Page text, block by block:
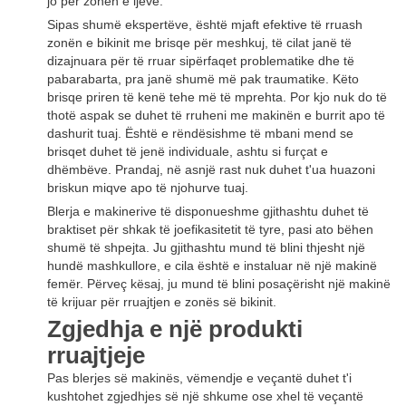
Sipas shumë ekspertëve, është mjaft efektive të rruash
zonën e bikinit me brisqe për meshkuj, të cilat janë të
dizajnuara për të rruar sipërfaqet problematike dhe të
pabarabarta, pra janë shumë më pak traumatike. Këto
brisqe priren të kenë tehe më të mprehta. Por kjo nuk do të
thotë aspak se duhet të rruheni me makinën e burrit apo të
dashurit tuaj. Është e rëndësishme të mbani mend se
brisqet duhet të jenë individuale, ashtu si furçat e
dhëmbëve. Prandaj, në asnjë rast nuk duhet t'ua huazoni
briskun miqve apo të njohurve tuaj.
Blerja e makinerive të disponueshme gjithashtu duhet të
braktiset për shkak të joefikasitetit të tyre, pasi ato bëhen
shumë të shpejta. Ju gjithashtu mund të blini thjesht një
hundë mashkullore, e cila është e instaluar në një makinë
femër. Përveç kësaj, ju mund të blini posaçërisht një makinë
të krijuar për rruajtjen e zonës së bikinit.
Zgjedhja e një produkti
rruajtjeje
Pas blerjes së makinës, vëmendje e veçantë duhet t'i
kushtohet zgjedhjes së një shkume ose xhel të veçantë